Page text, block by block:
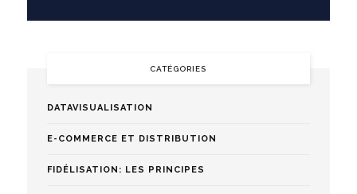
CATÉGORIES
DATAVISUALISATION
E-COMMERCE ET DISTRIBUTION
FIDÉLISATION: LES PRINCIPES